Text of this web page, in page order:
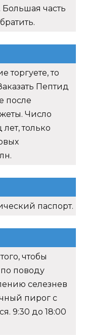
Большая часть
торгуете, то
Пептид
после
Число
только
паспорт.
чтобы
поводу
селезнев
пирог с
9:30 до 18:00